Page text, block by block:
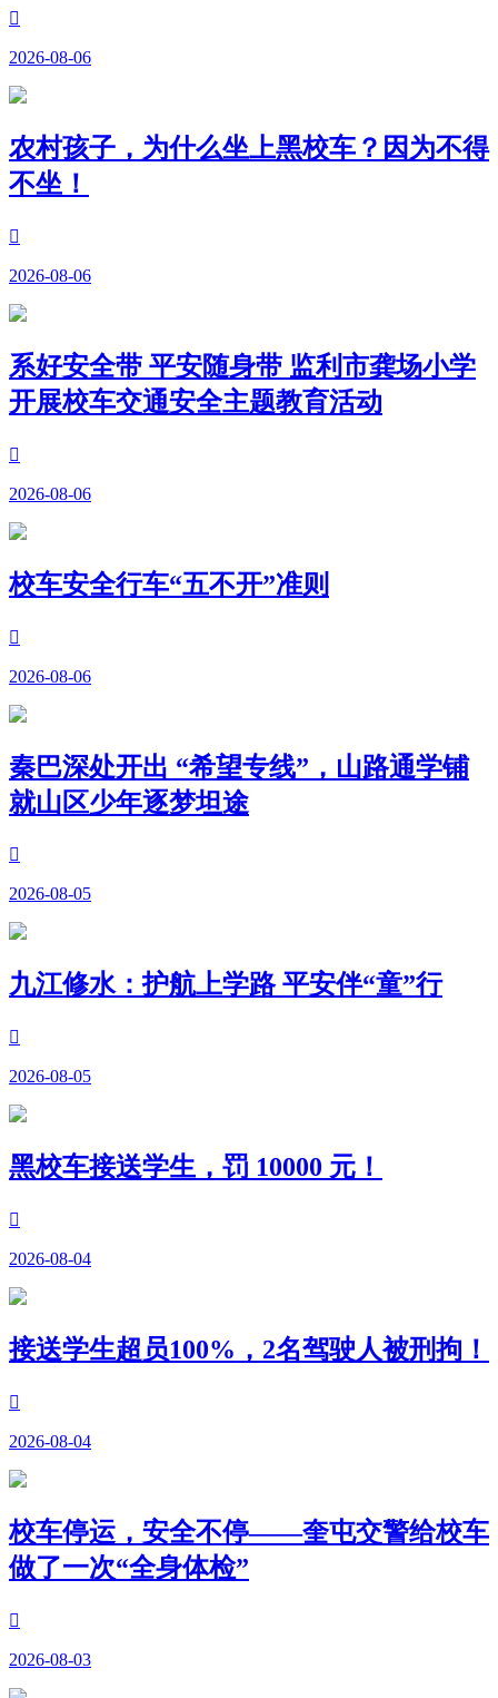

2026-08-06
农村孩子，为什么坐上黑校车？因为不得
不坐！

2026-08-06
系好安全带 平安随身带 监利市龚场小学
开展校车交通安全主题教育活动

2026-08-06
校车安全行车“五不开”准则

2026-08-06
秦巴深处开出 “希望专线”，山路通学铺
就山区少年逐梦坦途

2026-08-05
九江修水：护航上学路 平安伴“童”行

2026-08-05
黑校车接送学生，罚 10000 元！

2026-08-04
接送学生超员100%，2名驾驶人被刑拘！

2026-08-04
校车停运，安全不停——奎屯交警给校车
做了一次“全身体检”

2026-08-03